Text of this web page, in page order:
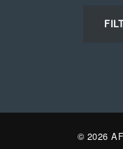
© 2026